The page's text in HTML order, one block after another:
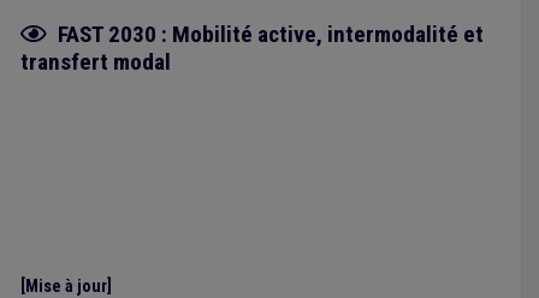
Fiche focus
FAST 2030 : Mobilité active, intermodalité et
transfert modal
[Mise à jour]